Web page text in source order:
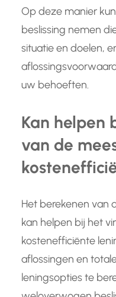
Op deze manier
beslissing nemen
situatie en doelen,
uw behoeften.
Kan helpen
van de
Het berekenen van
kan helpen bij het
kostenefficiënte
aflossingen en
leningsopties te